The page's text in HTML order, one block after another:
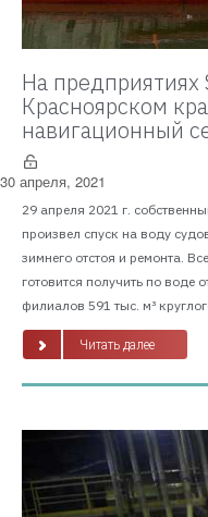
На предприятиях
Красноярском
навигационный
30 апреля, 2021
29 апреля 2021 г.
произвел спуск на воду
зимнего отстоя и ремонта.
готовится получить по воде
филиалов 591 тыс. м³
Читать далее